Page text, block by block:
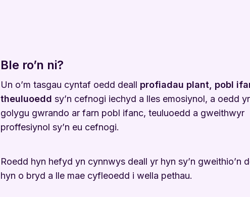
Ble ro’n ni?
Un o’m tasgau cyntaf oedd deall profiadau plant, pobl
theuluoedd sy’n cefnogi iechyd a lles emosiynol, a oedd
golygu gwrando ar farn pobl ifanc, teuluoedd a gweithwyr
proffesiynol sy’n eu cefnogi.
Roedd hyn hefyd yn cynnwys deall yr hyn sy’n gweithio’n
hyn o bryd a lle mae cyfleoedd i wella pethau.